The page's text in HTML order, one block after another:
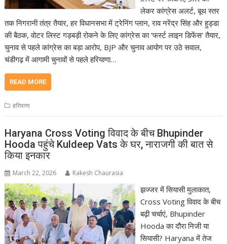
लेकर कांग्रेस अलर्ट, बूथ स्तर
तक निगरानी तंत्र तैयार, हर विधानसभा में ट्रेनिंग प्लान, राव नरेंद्र सिंह और हुड्डा
की बैठक, वोटर लिस्ट गड़बड़ी रोकने के लिए कांग्रेस का ‘फर्स्ट लाइन डिफेंस’ तैयार,
चुनाव से पहले कांग्रेस का बड़ा आरोप, BJP और चुनाव आयोग पर उठे सवाल,
चंडीगढ़ में आगामी चुनावों से पहले हरियाणा…
READ MORE
हरियाणा
Haryana Cross Voting विवाद के बीच Bhupinder
Hooda पहुंचे Kuldeep Vats के घर, नाराजगी की बात से
किया इनकार
March 22, 2026 Rakesh Chaurasia
झज्जर में सियासी मुलाकात,
Cross Voting विवाद के बीच
बढ़ी चर्चाएं, Bhupinder
Hooda का दौरा निजी या
सियासी? Haryana में तेज